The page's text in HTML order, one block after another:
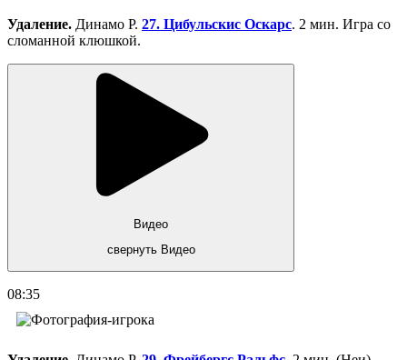
Удаление. Динамо Р. 27. Цибульскис Оскарс. 2 мин. Игра со
сломанной клюшкой.
Видео
свернуть Видео
08:35